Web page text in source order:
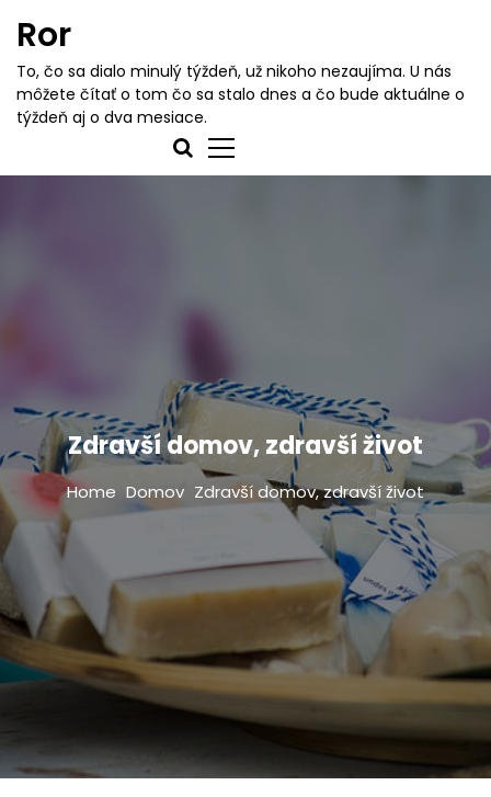
o
Ror
To, čo sa dialo minulý týždeň, už nikoho nezaujíma. U nás
môžete čítať o tom čo sa stalo dnes a čo bude aktuálne o
týždeň aj o dva mesiace.
Zdravší domov, zdravší život
Home Domov Zdravší domov, zdravší život